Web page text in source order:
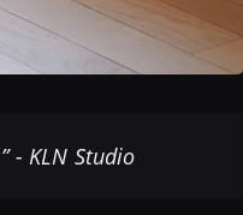
- KLN Studio